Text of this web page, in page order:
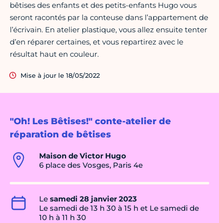
"Oh! Les Bêtises!" conte-atelier de
réparation de bêtises
Maison de Victor Hugo
6 place des Vosges, Paris 4e
Le samedi 28 janvier 2023
Le samedi de 13 h 30 à 15 h et Le samedi de
10 h à 11 h 30
bêtises des enfants et des petits-enfants Hugo vous
seront racontés par la conteuse dans l’appartement de
l’écrivain. En atelier plastique, vous allez ensuite tenter
d’en réparer certaines, et vous repartirez avec le
résultat haut en couleur.
Mise à jour le 18/05/2022